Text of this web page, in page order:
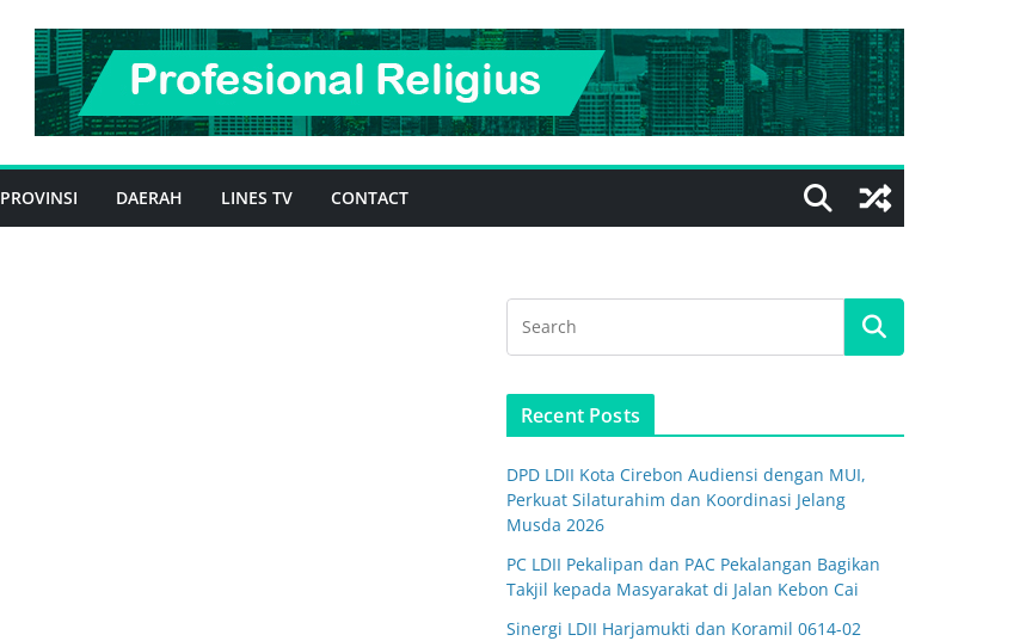
PROVINSI DAERAH LINES TV CONTACT
Recent Posts
DPD LDII Kota Cirebon Audiensi dengan MUI,
Perkuat Silaturahim dan Koordinasi Jelang
Musda 2026
PC LDII Pekalipan dan PAC Pekalangan Bagikan
Takjil kepada Masyarakat di Jalan Kebon Cai
Sinergi LDII Harjamukti dan Koramil 0614-02